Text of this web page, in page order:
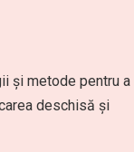
și metode pentru a
deschisă și